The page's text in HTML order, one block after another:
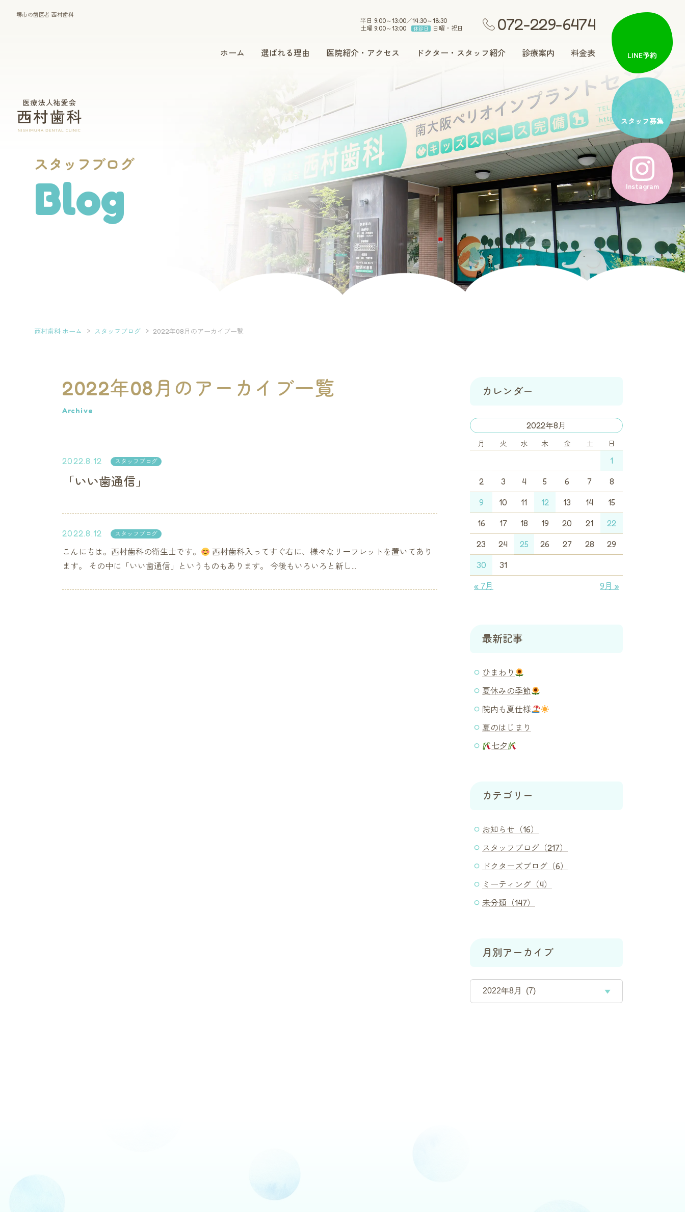
堺市の歯医者 西村歯科
平日 9:00～13:00／14:30～18:30
土曜 9:00～13:00
休診日 日曜・祝日 072-229-6474
ホーム 選ばれる理由 医院紹介・アクセス ドクター・スタッフ紹介 診療案内
矯正歯科
セラミック ホワイトニング 入れ歯治療
歯周病治療 予防・メンテナンス 訪問治療
料金表 LINE予約
スタッフ募集
Instagram
スタッフブログ
Blog
西村歯科 ホーム スタッフブログ 2022年08月のアーカイブ一覧
2022年08月のアーカイブ一覧
Archive
2022.8.12 スタッフブログ
「いい歯通信」
2022.8.12 スタッフブログ
こんにちは。西村歯科の衛生士です。
西村歯科入ってすぐ右に、様々なリーフレットを置いてあり
ます。 その中に「いい歯通信」というものもあります。 今後もいろいろと新し...
カレンダー
2022年8月
月 火 水 木 金 土 日
1
2 3 4 5 6 7 8
9 10 11 12 13 14 15
16 17 18 19 20 21 22
23 24 25 26 27 28 29
30 31
« 7月 9月 »
最新記事
ひまわり
夏休みの季節
院内も夏仕様
夏のはじまり
七夕
カテゴリー
お知らせ（16）
スタッフブログ（217）
ドクターズブログ（6）
ミーティング（4）
未分類（147）
月別アーカイブ